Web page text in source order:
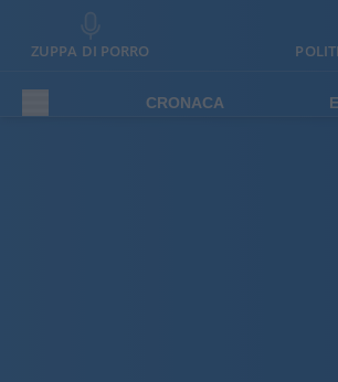
ZUPPA DI PORRO
CRONACA